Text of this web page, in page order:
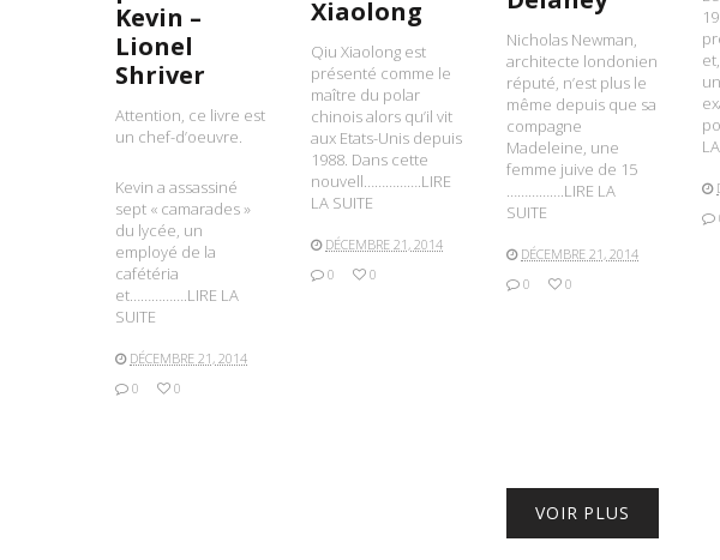
Xiaolong
Qiu Xiaolong est
présenté comme le
maître du polar
chinois alors qu’il vit
aux Etats-Unis depuis
1988. Dans cette
nouvell…………….LIRE
LA SUITE
DÉCEMBRE 21, 2014
0
0
Nicholas Newman,
architecte londonien
réputé, n’est plus le
même depuis que sa
compagne
Madeleine, une
femme juive de 15
…………….LIRE LA
SUITE
DÉCEMBRE 21, 2014
0
0
Kevin –
Lionel
Shriver
Attention, ce livre est
un chef-d’oeuvre.
Kevin a assassiné
sept « camarades »
du lycée, un
employé de la
cafétéria
et…………….LIRE LA
SUITE
DÉCEMBRE 21, 2014
0
0
VOIR PLUS